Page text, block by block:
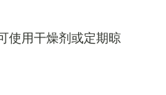
使用干燥剂或定期晾